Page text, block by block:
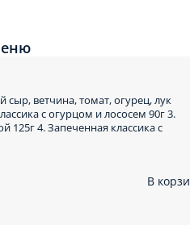
сыр, ветчина, томат, огурец, лук
с огурцом и лососем 90г 3.
125г 4. Запеченная классика с
В